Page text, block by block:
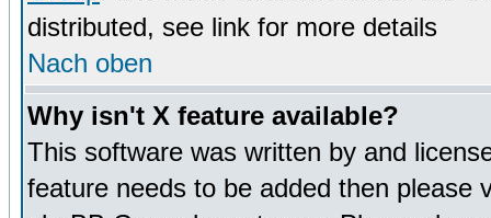
distributed, see link for more details
Nach oben
Why isn't X feature available?
This software was written by and
feature needs to be added then please